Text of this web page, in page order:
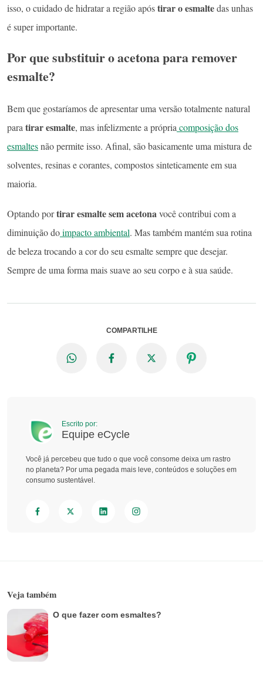
isso, o cuidado de hidratar a região apóstirar o esmaltedas unhas
é super importante.
Por que substituir o acetona para remover
esmalte?
Bem que gostaríamos de apresentar uma versão totalmente natural
para tirar esmalte, mas infelizmente a própria composição dos
esmaltesnão permite isso. Afinal, são basicamente uma mistura de
solventes, resinas e corantes, compostos sinteticamente em sua
maioria.
Optando portirar esmalte sem acetonavocê contribui com a
diminuição doimpacto ambiental. Mas também mantém sua rotina
de beleza trocando a cor do seu esmalte sempre que desejar.
Sempre de uma forma mais suave ao seu corpo e à sua saúde.
COMPARTILHE
Escrito por:
Equipe eCycle
Você já percebeu que tudo o que você consome deixa um rastro
no planeta? Por uma pegada mais leve, conteúdos e soluções em
consumo sustentável.
Veja também
O que fazer com esmaltes?